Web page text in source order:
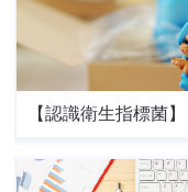
【認識衛生指標菌】